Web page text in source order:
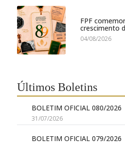
FPF
crescimento
04/08/2026
Últimos Boletins
BOLETIM OFICIAL 080/2026
31/07/2026
BOLETIM OFICIAL 079/2026